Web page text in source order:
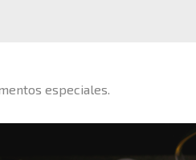
especiales.